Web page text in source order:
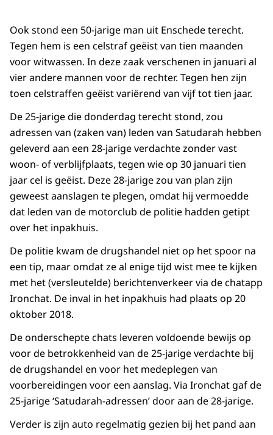
Ook stond een 50-jarige man uit Enschede terecht.
Tegen hem is een celstraf geëist van tien maanden
voor witwassen. In deze zaak verschenen in januari al
vier andere mannen voor de rechter. Tegen hen zijn
toen celstraffen geëist variërend van vijf tot tien jaar.
De 25-jarige die donderdag terecht stond, zou
adressen van (zaken van) leden van Satudarah hebben
geleverd aan een 28-jarige verdachte zonder vast
woon- of verblijfplaats, tegen wie op 30 januari tien
jaar cel is geëist. Deze 28-jarige zou van plan zijn
geweest aanslagen te plegen, omdat hij vermoedde
dat leden van de motorclub de politie hadden getipt
over het inpakhuis.
De politie kwam de drugshandel niet op het spoor na
een tip, maar omdat ze al enige tijd wist mee te kijken
met het (versleutelde) berichtenverkeer via de chatapp
Ironchat. De inval in het inpakhuis had plaats op 20
oktober 2018.
De onderschepte chats leveren voldoende bewijs op
voor de betrokkenheid van de 25-jarige verdachte bij
de drugshandel en voor het medeplegen van
voorbereidingen voor een aanslag. Via Ironchat gaf de
25-jarige ‘Satudarah-adressen’ door aan de 28-jarige.
Verder is zijn auto regelmatig gezien bij het pand aan